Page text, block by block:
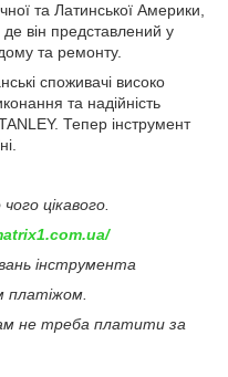
та Латинської Америки,
де він представлений у
та ремонту.
споживачі високо
та надійність
Тепер інструмент
цікавого.
інструмента
платіжом.
не треба платити за